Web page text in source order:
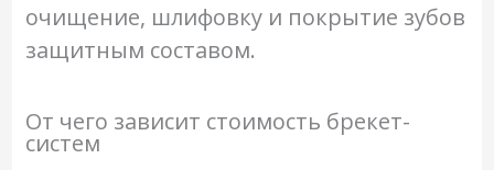
очищение, шлифовку и покрытие зубов
защитным составом.
От чего зависит стоимость брекет-
систем